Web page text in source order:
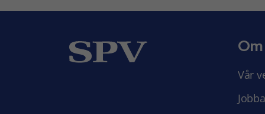
Om
Vår